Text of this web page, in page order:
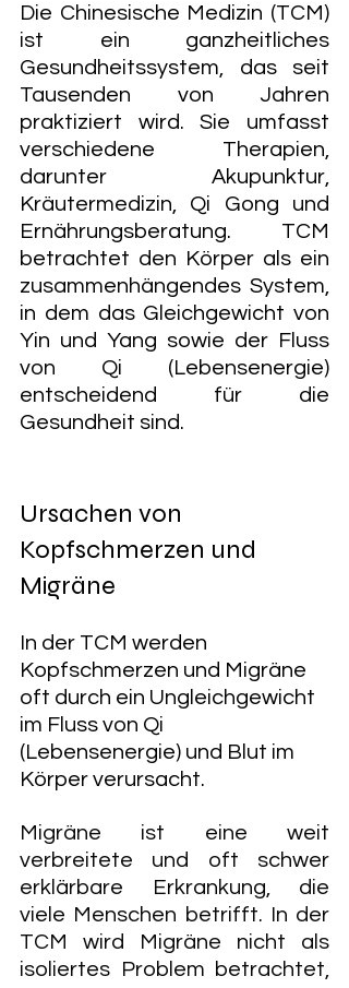
Die Chinesische Medizin (TCM)
ist ein ganzheitliches
Gesundheitssystem, das seit
Tausenden von Jahren
praktiziert wird. Sie umfasst
verschiedene Therapien,
darunter Akupunktur,
Kräutermedizin, Qi Gong und
Ernährungsberatung. TCM
betrachtet den Körper als ein
zusammenhängendes System,
in dem das Gleichgewicht von
Yin und Yang sowie der Fluss
von Qi (Lebensenergie)
entscheidend für die
Gesundheit sind.
Ursachen von
Kopfschmerzen und
Migräne
In der TCM werden
Kopfschmerzen und Migräne
oft durch ein Ungleichgewicht
im Fluss von Qi
(Lebensenergie) und Blut im
Körper verursacht.
Migräne ist eine weit
verbreitete und oft schwer
erklärbare Erkrankung, die
viele Menschen betrifft. In der
TCM wird Migräne nicht als
isoliertes Problem betrachtet,